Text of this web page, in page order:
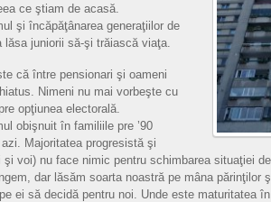
ce ştiam de acasă.
şi încăpăţânarea generaţiilor de
lăsa juniorii să-şi trăiască viaţa.
că între pensionari şi oameni
Nimeni nu mai vorbeşte cu
opţiunea electorală.
obişnuit în familiile pre ’90
Majoritatea progresistă şi
şi voi) nu face nimic pentru schimbarea situaţiei
dar lăsăm soarta noastră pe mâna părinţilor
ei să decidă pentru noi. Unde este maturitatea